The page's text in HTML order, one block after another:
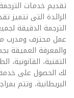
تقديم خدمات
الرائدة التى
الترجمة الدقيقة
عمل محترف ومدرب
والمعرفة العميقة
التقنية، القانونية،
لك الحصول على خدمة
البريطانية، وتتم